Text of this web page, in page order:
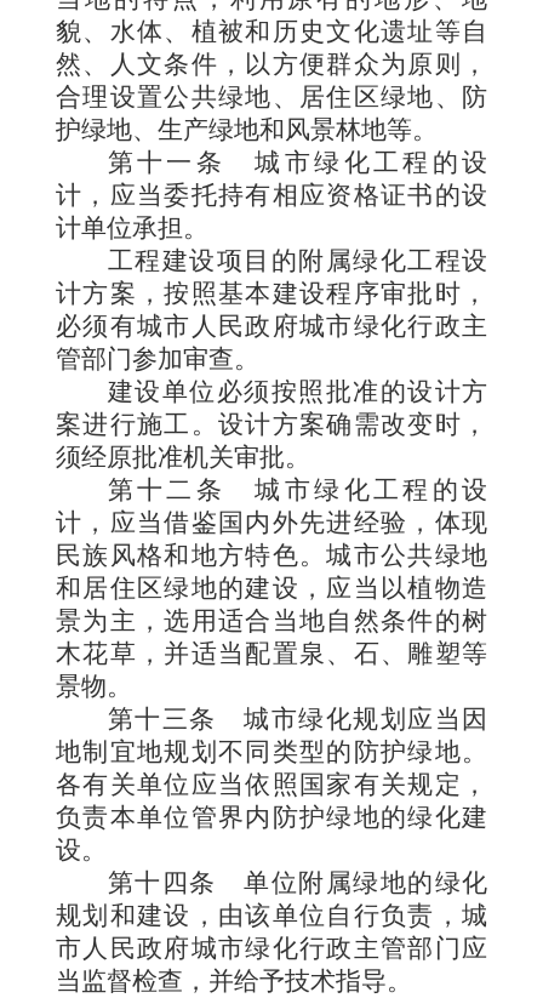
貌、水体、植被和历史文化遗址等自
然、人文条件，以方便群众为原则，
合理设置公共绿地、居住区绿地、防
护绿地、生产绿地和风景林地等。
第十一条城市绿化工程的设
计，应当委托持有相应资格证书的设
计单位承担。
工程建设项目的附属绿化工程设
计方案，按照基本建设程序审批时，
必须有城市人民政府城市绿化行政主
管部门参加审查。
建设单位必须按照批准的设计方
案进行施工。设计方案确需改变时，
须经原批准机关审批。
第十二条城市绿化工程的设
计，应当借鉴国内外先进经验，体现
民族风格和地方特色。城市公共绿地
和居住区绿地的建设，应当以植物造
景为主，选用适合当地自然条件的树
木花草，并适当配置泉、石、雕塑等
景物。
第十三条城市绿化规划应当因
地制宜地规划不同类型的防护绿地。
各有关单位应当依照国家有关规定，
负责本单位管界内防护绿地的绿化建
设。
第十四条单位附属绿地的绿化
规划和建设，由该单位自行负责，城
市人民政府城市绿化行政主管部门应
当监督检查，并给予技术指导。